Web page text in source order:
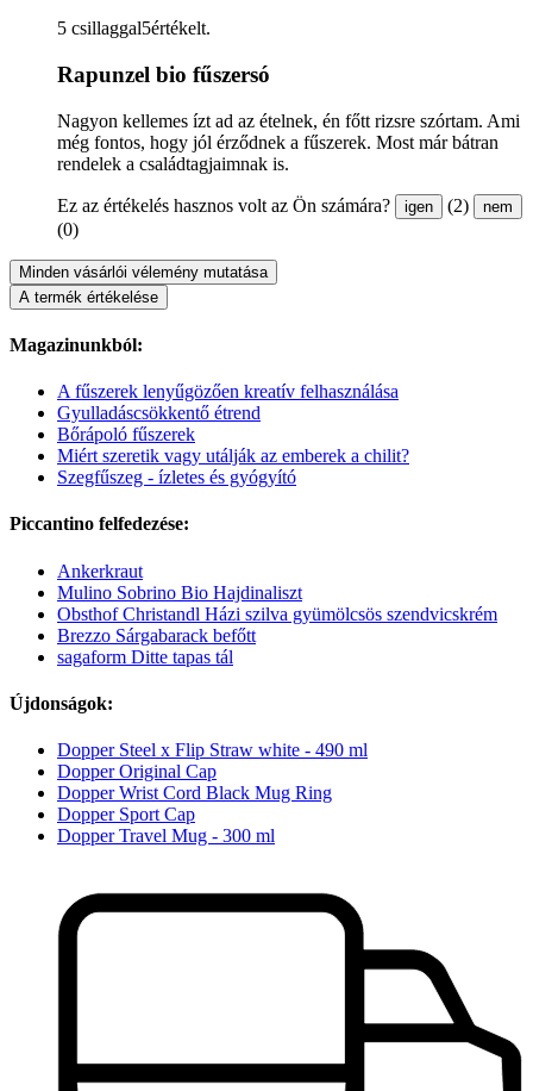
5 csillaggal5értékelt.
Rapunzel bio fűszersó
Nagyon kellemes ízt ad az ételnek, én főtt rizsre szórtam. Ami
még fontos, hogy jól érződnek a fűszerek. Most már bátran
rendelek a családtagjaimnak is.
Ez az értékelés hasznos volt az Ön számára? igen (2) nem
(0)
Minden vásárlói vélemény mutatása
A termék értékelése
Magazinunkból:
A fűszerek lenyűgözően kreatív felhasználása
Gyulladáscsökkentő étrend
Bőrápoló fűszerek
Miért szeretik vagy utálják az emberek a chilit?
Szegfűszeg - ízletes és gyógyító
Piccantino felfedezése:
Ankerkraut
Mulino Sobrino Bio Hajdinaliszt
Obsthof Christandl Házi szilva gyümölcsös szendvicskrém
Brezzo Sárgabarack befőtt
sagaform Ditte tapas tál
Újdonságok:
Dopper Steel x Flip Straw white - 490 ml
Dopper Original Cap
Dopper Wrist Cord Black Mug Ring
Dopper Sport Cap
Dopper Travel Mug - 300 ml